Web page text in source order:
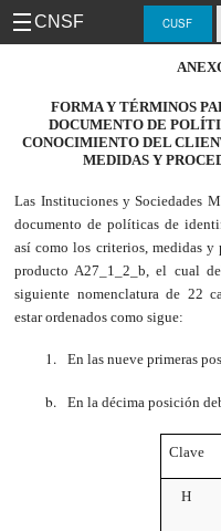
CNSF CUSF
FORMA Y TÉRMINOS
DOCUMENTO DE
CONOCIMIENTO DEL
MEDIDAS Y
Las Instituciones y Sociedades
documento de políticas de
así como los criterios, medidas y
producto A27_1_2_b, el cual
siguiente nomenclatura de 22
estar ordenados como sigue:
En las nueve primeras
En la décima posición
Clave
H